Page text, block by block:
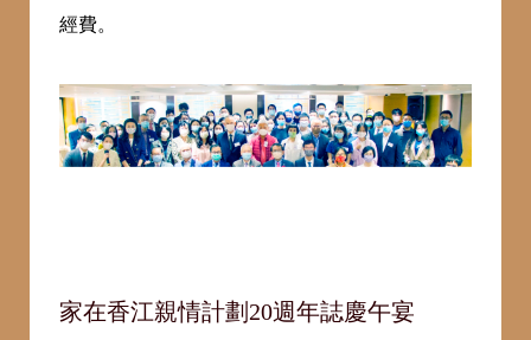
經費。
家在香江親情計劃20週年誌慶午宴